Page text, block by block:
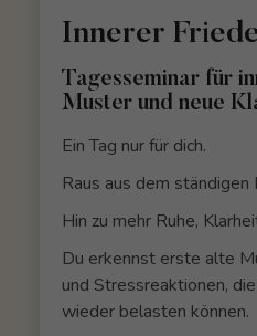
Innerer
Tagesseminar für
Muster und neue
Ein Tag nur für dich.
Raus aus dem ständigen
Hin zu mehr Ruhe,
Du erkennst erste alte
und Stressreaktionen,
wieder belasten können.